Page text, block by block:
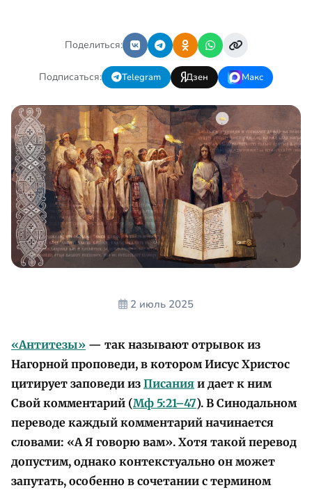
Поделиться:
Подписаться: Telegram Дзен Макс
2 июль 2025
«Антитезы» — так называют отрывок из
Нагорной проповеди, в котором Иисус Христос
цитирует заповеди из Писания и дает к ним
Свой комментарий (Мф 5:21–47). В Синодальном
переводе каждый комментарий начинается
словами: «А Я говорю вам». Хотя такой перевод
допустим, однако контекстуально он может
запутать, особенно в сочетании с термином